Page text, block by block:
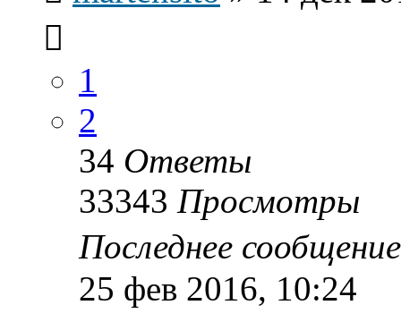
1
2
34 Ответы
33343 Просмотры
Последнее
25 фев 2016, 10:24